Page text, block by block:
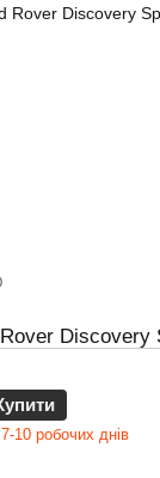
Discovery
10 робочих днів